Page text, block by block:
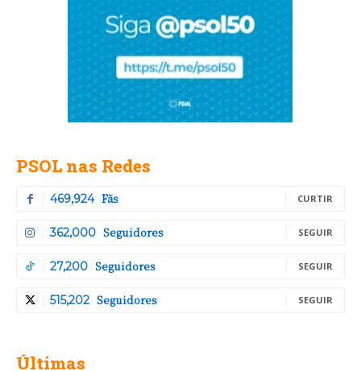
PSOL nas Redes
469,924 Fãs CURTIR
362,000 Seguidores SEGUIR
27,200 Seguidores SEGUIR
515,202 Seguidores SEGUIR
Últimas